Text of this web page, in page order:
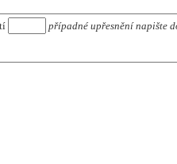
případné upřesnění napište